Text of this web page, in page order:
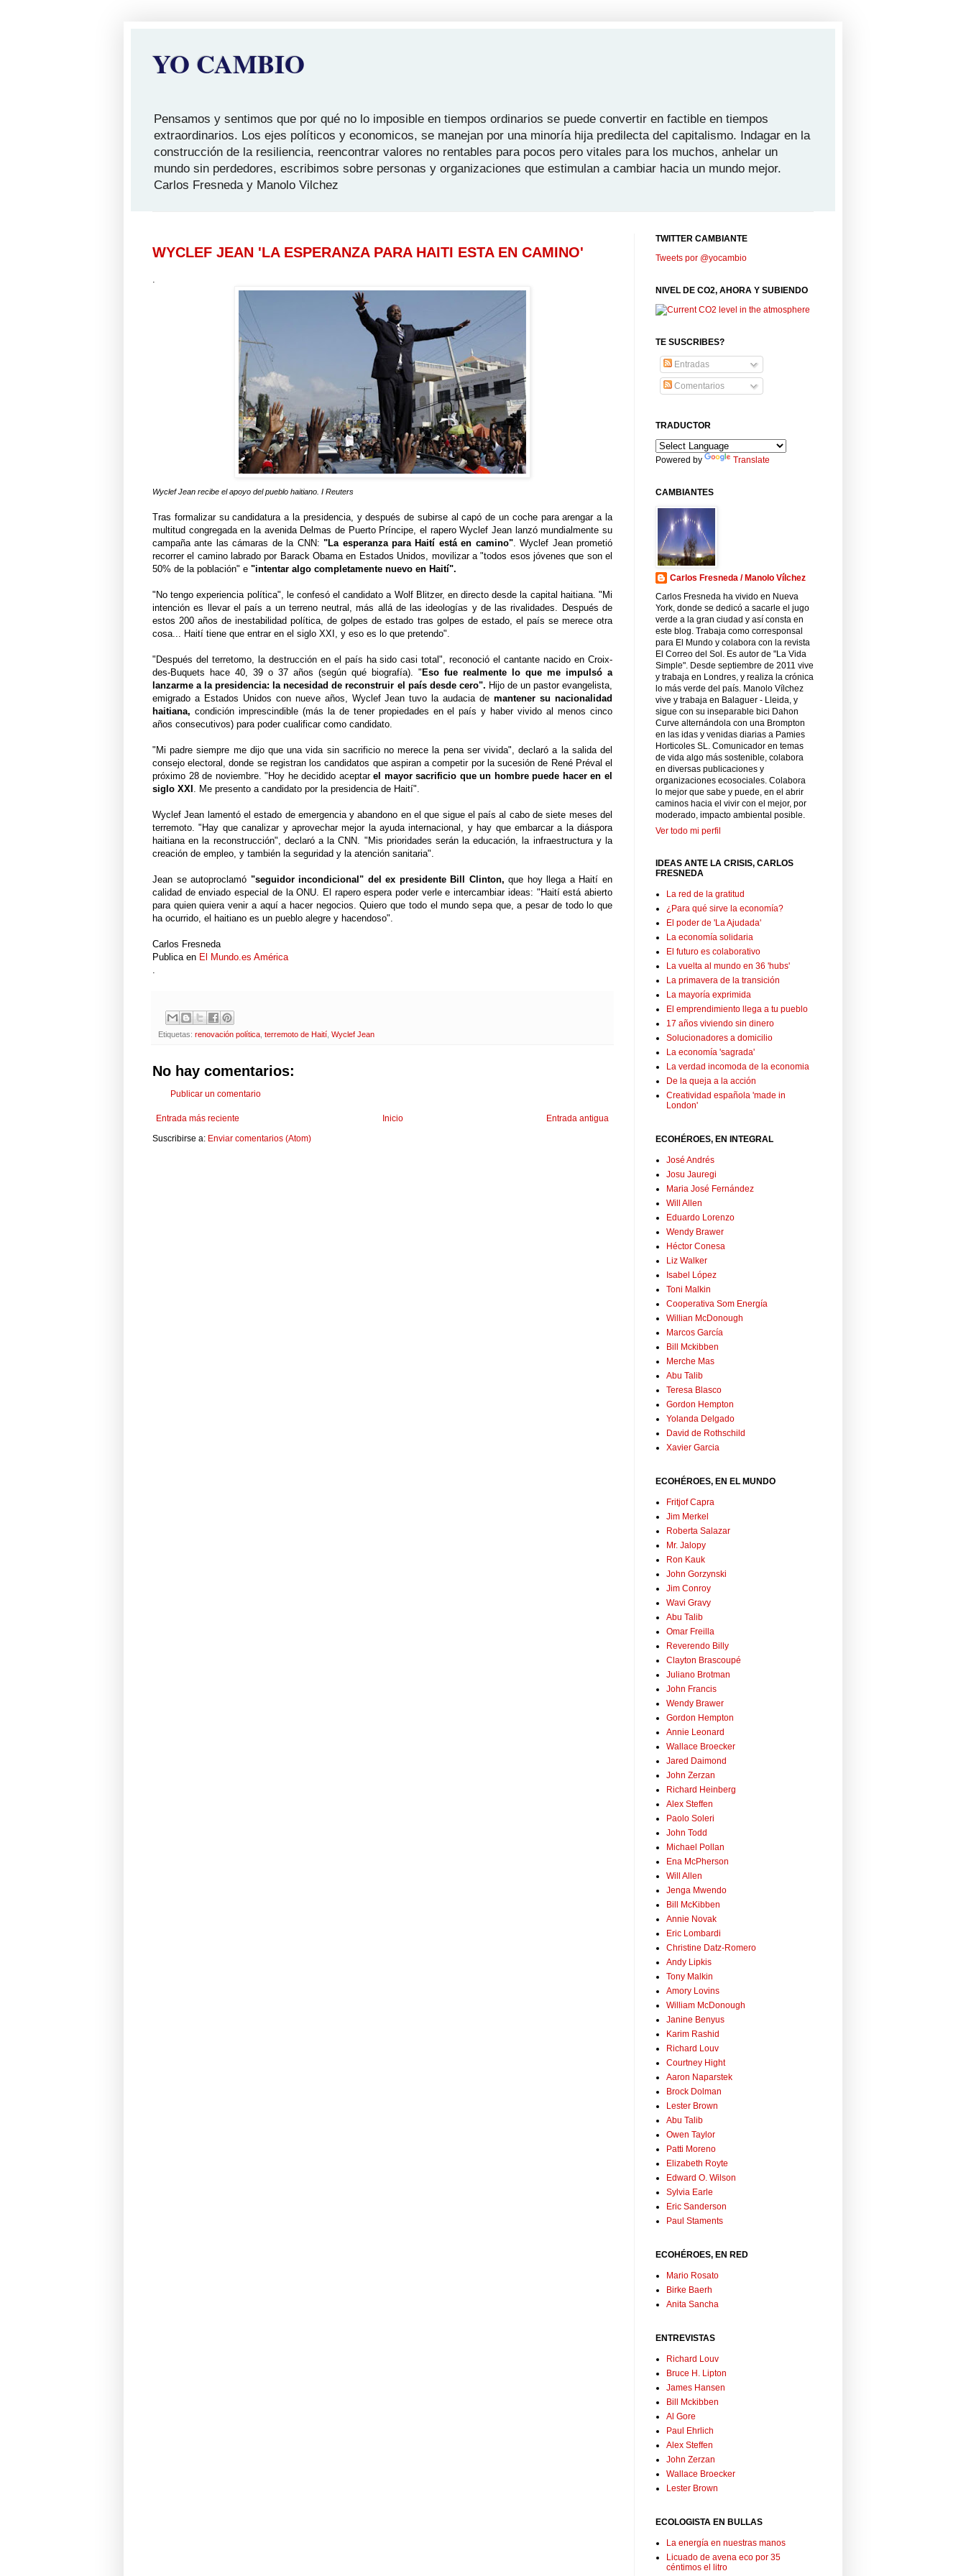
YO CAMBIO
Pensamos y sentimos que por qué no lo imposible en tiempos ordinarios se puede convertir en factible en tiempos
extraordinarios. Los ejes políticos y economicos, se manejan por una minoría hija predilecta del capitalismo. Indagar en la
construcción de la resiliencia, reencontrar valores no rentables para pocos pero vitales para los muchos, anhelar un
mundo sin perdedores, escribimos sobre personas y organizaciones que estimulan a cambiar hacia un mundo mejor.
Carlos Fresneda y Manolo Vilchez
WYCLEF JEAN 'LA ESPERANZA PARA HAITI ESTA EN CAMINO'
Wyclef Jean recibe el apoyo del pueblo haitiano. I Reuters
Tras formalizar su candidatura a la presidencia, y después de subirse al capó de un coche para arengar a la
multitud congregada en la avenida Delmas de Puerto Príncipe, el rapero Wyclef Jean lanzó mundialmente su
campaña ante las cámaras de la CNN:"La esperanza para Haití está en camino". Wyclef Jean prometió
recorrer el camino labrado por Barack Obama en Estados Unidos, movilizar a "todos esos jóvenes que son el
50% de la población" e "intentar algo completamente nuevo en Haití".
"No tengo experiencia política", le confesó el candidato a Wolf Blitzer, en directo desde la capital haitiana. "Mi
intención es llevar el país a un terreno neutral, más allá de las ideologías y de las rivalidades. Después de
estos 200 años de inestabilidad política, de golpes de estado tras golpes de estado, el país se merece otra
cosa... Haití tiene que entrar en el siglo XXI, y eso es lo que pretendo".
"Después del terretomo, la destrucción en el país ha sido casi total", reconoció el cantante nacido en Croix-
des-Buquets hace 40, 39 o 37 años (según qué biografía). "Eso fue realmente lo que me impulsó a
lanzarme a la presidencia: la necesidad de reconstruir el país desde cero". Hijo de un pastor evangelista,
emigrado a Estados Unidos con nueve años, Wyclef Jean tuvo la audacia de mantener su nacionalidad
haitiana, condición imprescindible (más la de tener propiedades en el país y haber vivido al menos cinco
años consecutivos) para poder cualificar como candidato.
"Mi padre siempre me dijo que una vida sin sacrificio no merece la pena ser vivida", declaró a la salida del
consejo electoral, donde se registran los candidatos que aspiran a competir por la sucesión de René Préval el
próximo 28 de noviembre. "Hoy he decidido aceptarel mayor sacrificio que un hombre puede hacer en el
siglo XXI . Me presento a candidato por la presidencia de Haití".
Wyclef Jean lamentó el estado de emergencia y abandono en el que sigue el país al cabo de siete meses del
terremoto. "Hay que canalizar y aprovechar mejor la ayuda internacional, y hay que embarcar a la diáspora
haitiana en la reconstrucción", declaró a la CNN. "Mis prioridades serán la educación, la infraestructura y la
creación de empleo, y también la seguridad y la atención sanitaria".
Jean se autoproclamó "seguidor incondicional" del ex presidente Bill Clinton, que hoy llega a Haití en
calidad de enviado especial de la ONU. El rapero espera poder verle e intercambiar ideas: "Haití está abierto
para quien quiera venir a aquí a hacer negocios. Quiero que todo el mundo sepa que, a pesar de todo lo que
ha ocurrido, el haitiano es un pueblo alegre y hacendoso".
Carlos Fresneda
Publica en El Mundo.es América
Etiquetas: renovación política terremoto de Haití Wyclef Jean
No hay comentarios:
Publicar un comentario
Entrada más reciente Entrada antigua
Inicio
Suscribirse a: Enviar comentarios (Atom)
TWITTER CAMBIANTE
Tweets por @yocambio
NIVEL DE CO2, AHORA Y SUBIENDO
TE SUSCRIBES?
Entradas
Comentarios
TRADUCTOR
Powered by Translate
CAMBIANTES
Carlos Fresneda / Manolo Vílchez
Carlos Fresneda ha vivido en Nueva
York, donde se dedicó a sacarle el jugo
verde a la gran ciudad y así consta en
este blog. Trabaja como corresponsal
para El Mundo y colabora con la revista
El Correo del Sol. Es autor de "La Vida
Simple". Desde septiembre de 2011 vive
y trabaja en Londres, y realiza la crónica
lo más verde del país. Manolo Vílchez
vive y trabaja en Balaguer - Lleida, y
sigue con su inseparable bici Dahon
Curve alternándola con una Brompton
en las idas y venidas diarias a Pamies
Horticoles SL. Comunicador en temas
de vida algo más sostenible, colabora
en diversas publicaciones y
organizaciones ecosociales. Colabora
lo mejor que sabe y puede, en el abrir
caminos hacia el vivir con el mejor, por
moderado, impacto ambiental posible.
Ver todo mi perfil
IDEAS ANTE LA CRISIS, CARLOS
FRESNEDA
La red de la gratitud
¿Para qué sirve la economía?
El poder de 'La Ajudada'
La economía solidaria
El futuro es colaborativo
La vuelta al mundo en 36 'hubs'
La primavera de la transición
La mayoría exprimida
El emprendimiento llega a tu pueblo
17 años viviendo sin dinero
Solucionadores a domicilio
La economía 'sagrada'
La verdad incomoda de la economia
De la queja a la acción
Creatividad española 'made in
London'
ECOHÉROES, EN INTEGRAL
José Andrés
Josu Jauregi
Maria José Fernández
Will Allen
Eduardo Lorenzo
Wendy Brawer
Héctor Conesa
Liz Walker
Isabel López
Toni Malkin
Cooperativa Som Energía
Willian McDonough
Marcos García
Bill Mckibben
Merche Mas
Abu Talib
Teresa Blasco
Gordon Hempton
Yolanda Delgado
David de Rothschild
Xavier Garcia
ECOHÉROES, EN EL MUNDO
Fritjof Capra
Jim Merkel
Roberta Salazar
Mr. Jalopy
Ron Kauk
John Gorzynski
Jim Conroy
Wavi Gravy
Abu Talib
Omar Freilla
Reverendo Billy
Clayton Brascoupé
Juliano Brotman
John Francis
Wendy Brawer
Gordon Hempton
Annie Leonard
Wallace Broecker
Jared Daimond
John Zerzan
Richard Heinberg
Alex Steffen
Paolo Soleri
John Todd
Michael Pollan
Ena McPherson
Will Allen
Jenga Mwendo
Bill McKibben
Annie Novak
Eric Lombardi
Christine Datz-Romero
Andy Lipkis
Tony Malkin
Amory Lovins
William McDonough
Janine Benyus
Karim Rashid
Richard Louv
Courtney Hight
Aaron Naparstek
Brock Dolman
Lester Brown
Abu Talib
Owen Taylor
Patti Moreno
Elizabeth Royte
Edward O. Wilson
Sylvia Earle
Eric Sanderson
Paul Staments
ECOHÉROES, EN RED
Mario Rosato
Birke Baerh
Anita Sancha
ENTREVISTAS
Richard Louv
Bruce H. Lipton
James Hansen
Bill Mckibben
Al Gore
Paul Ehrlich
Alex Steffen
John Zerzan
Wallace Broecker
Lester Brown
ECOLOGISTA EN BULLAS
La energía en nuestras manos
Licuado de avena eco por 35
céntimos el litro